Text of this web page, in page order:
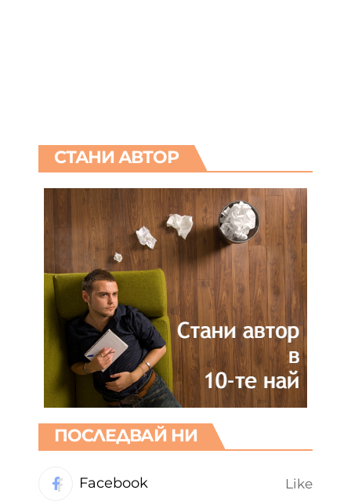
СТАНИ АВТОР
ПОСЛЕДВАЙ НИ
Facebook Like